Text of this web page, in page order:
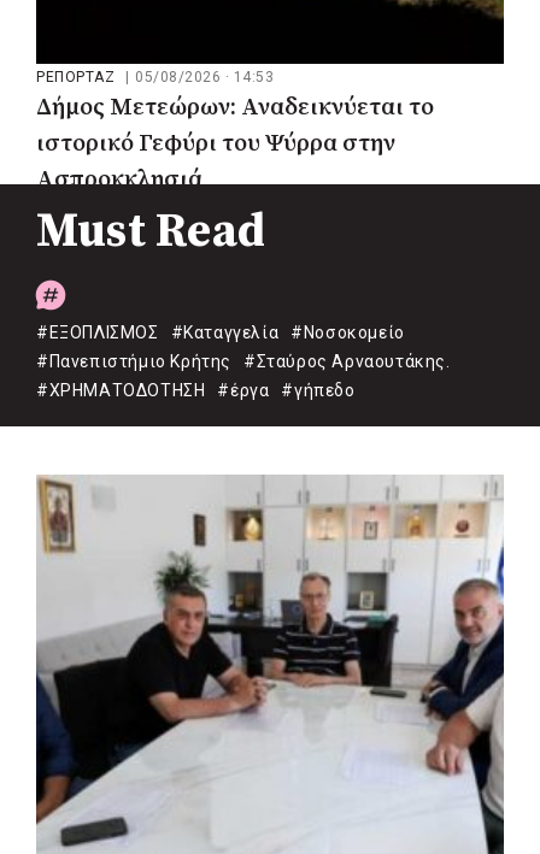
ΡΕΠΟΡΤΑΖ 05/08/2026 · 14:53
Δήμος Μετεώρων: Αναδεικνύεται το
ιστορικό Γεφύρι του Ψύρρα στην
Ασπροκκλησιά
Must Read
#ΕΞΟΠΛΙΣΜΟΣ #Καταγγελία
#Νοσοκομείο
#Πανεπιστήμιο Κρήτης
#Σταύρος Αρναουτάκης.
#ΧΡΗΜΑΤΟΔΟΤΗΣΗ
#έργα #γήπεδο